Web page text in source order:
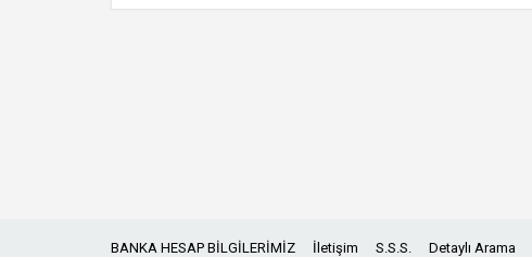
BANKA HESAP BİLGİLERİMİZ İletişim S.S.S. Detaylı Arama